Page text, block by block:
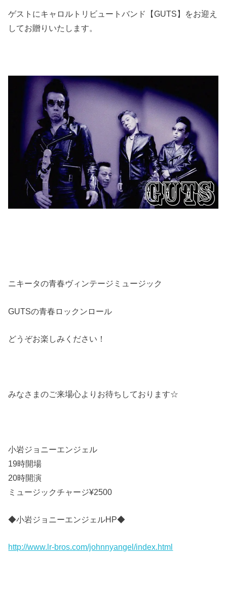
ゲストにキャロルトリビュートバンド【GUTS】をお迎え
してお贈りいたします。
ニキータの青春ヴィンテージミュージック
GUTSの青春ロックンロール
どうぞお楽しみください！
みなさまのご来場心よりお待ちしております☆
小岩ジョニーエンジェル
19時開場
20時開演
ミュージックチャージ¥2500
◆小岩ジョニーエンジェルHP◆
http://www.lr-bros.com/johnnyangel/index.html